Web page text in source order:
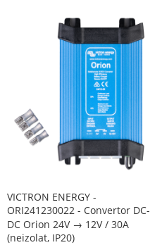
VICTRON ENERGY -
ORI241230022 - Convertor DC-
DC Orion 24V → 12V / 30A
(neizolat, IP20)